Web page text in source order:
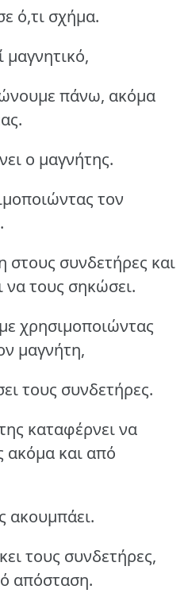
ό,τι σχήμα.
μαγνητικό,
πάνω, ακόμα
ο μαγνήτης.
τον
στους συνδετήρες και
να τους σηκώσει.
χρησιμοποιώντας
μαγνήτη,
τους συνδετήρες.
καταφέρνει να
ακόμα και από
ακουμπάει.
τους συνδετήρες,
απόσταση.